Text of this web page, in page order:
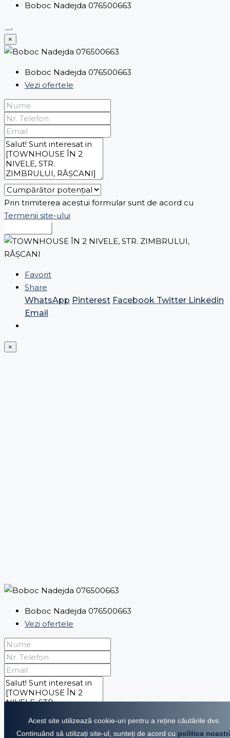
Boboc Nadejda 076500663
×
Boboc Nadejda 076500663
Vezi ofertele
Prin trimiterea acestui formular sunt de acord cu
Termenii site-ului
Favorit
Share
WhatsApp Pinterest Facebook Twitter Linkedin
Email
×
Boboc Nadejda 076500663
Vezi ofertele
Acest site utilizează cookie-uri pentru a reține căutările dvs.
Continuând să utilizați site-ul, sunteți de acord cu politica